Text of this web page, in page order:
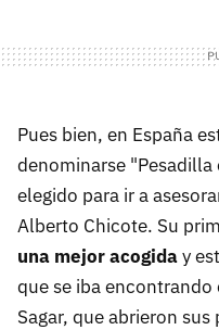
Pues bien, en España
denominarse
elegido para ir a
Alberto Chicote. Su
una mejor acogiday
que se iba
Sagar, que abrieron